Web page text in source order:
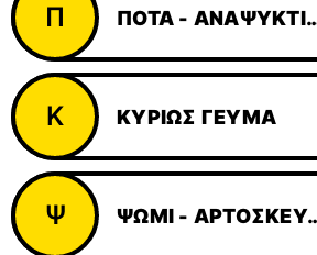
Π ΠΟΤΆ -
Κ ΚΥΡΊΩΣ ΓΕΎΜΑ
Ψ ΨΩΜΊ -